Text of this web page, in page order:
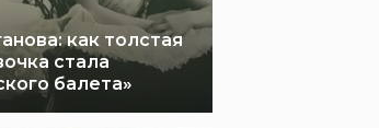
как толстая
стала
балета»